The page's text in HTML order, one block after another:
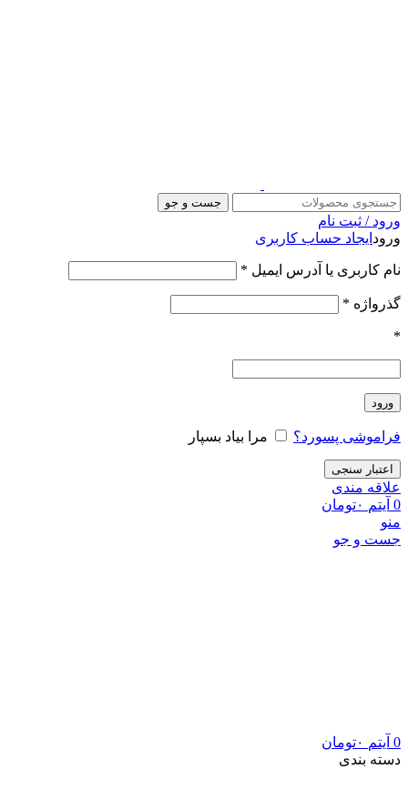
جست و جو
ورود / ثبت نام
ورود ایجاد حساب کاربری
نام کاربری یا آدرس ایمیل *
گذرواژه *
*
ورود
فراموشی پسورد؟ مرا بیاد بسپار
اعتبار سنجی
علاقه مندی
0 آیتم ۰تومان
منو
جست و جو
0 آیتم ۰تومان
دسته بندی